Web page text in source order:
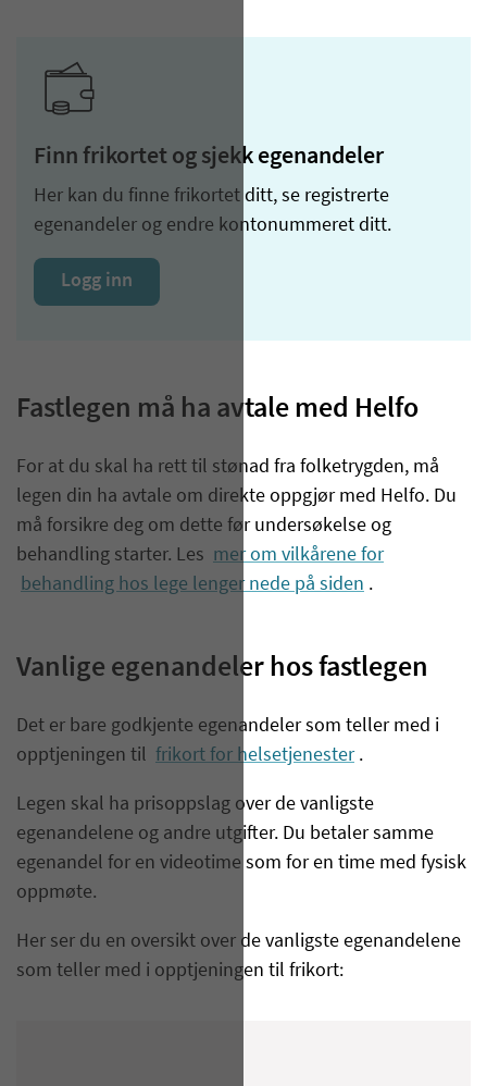
Finn frikortet og sjekk egenandeler
Her kan du finne frikortet ditt, se registrerte
egenandeler og endre kontonummeret ditt.
Logg inn
Fastlegen må ha avtale med Helfo
For at du skal ha rett til stønad fra folketrygden, må
legen din ha avtale om direkte oppgjør med Helfo. Du
må forsikre deg om dette før undersøkelse og
behandling starter. Les mer om vilkårene for
behandling hos lege lenger nede på siden .
Vanlige egenandeler hos fastlegen
Det er bare godkjente egenandeler som teller med i
opptjeningen til frikort for helsetjenester .
Legen skal ha prisoppslag over de vanligste
egenandelene og andre utgifter. Du betaler samme
egenandel for en videotime som for en time med fysisk
oppmøte.
Her ser du en oversikt over de vanligste egenandelene
som teller med i opptjeningen til frikort: